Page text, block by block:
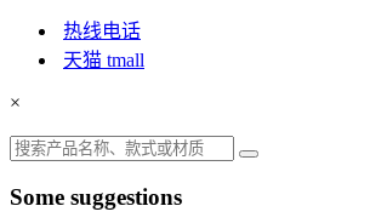
热线电话
天猫 tmall
×
Some suggestions